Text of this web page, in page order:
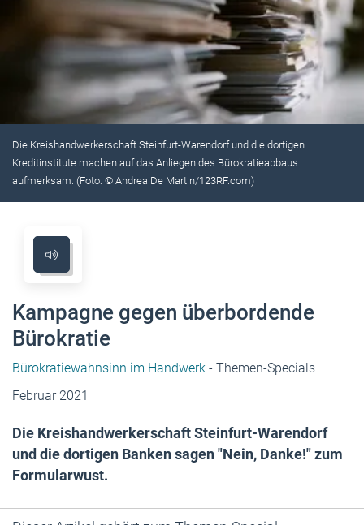
Die Kreishandwerkerschaft Steinfurt-Warendorf und die dortigen
Kreditinstitute machen auf das Anliegen des Bürokratieabbaus
aufmerksam. (Foto: © Andrea De Martin/123RF.com)
Kampagne gegen überbordende
Bürokratie
Bürokratiewahnsinn im Handwerk - Themen-Specials
Februar 2021
Die Kreishandwerkerschaft Steinfurt-Warendorf
und die dortigen Banken sagen "Nein, Danke!" zum
Formularwust.